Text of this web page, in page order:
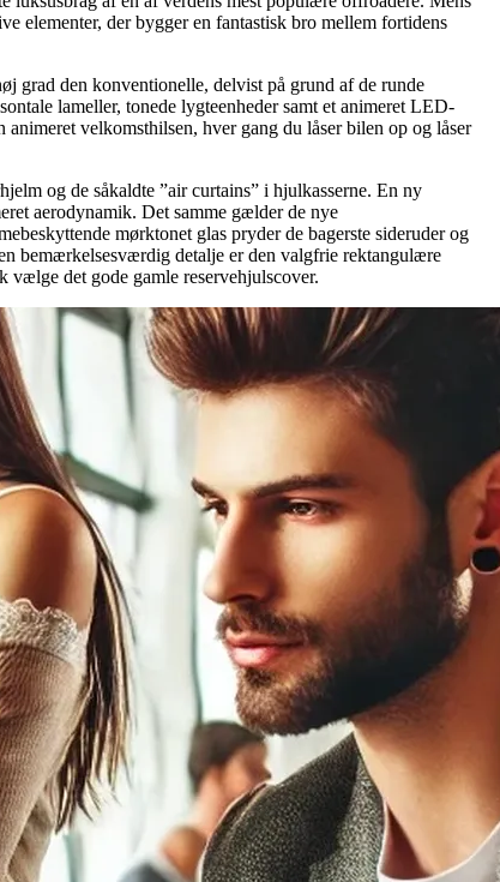
elementer, der bygger en fantastisk bro mellem fortidens
grad den konventionelle, delvist på grund af de runde
lameller, tonede lygteenheder samt et animeret LED-
velkomsthilsen, hver gang du låser bilen op og låser
og de såkaldte ”air curtains” i hjulkasserne. En ny
aerodynamik. Det samme gælder de nye
mørktonet glas pryder de bagerste sideruder og
bemærkelsesværdig detalje er den valgfrie rektangulære
det gode gamle reservehjulscover.